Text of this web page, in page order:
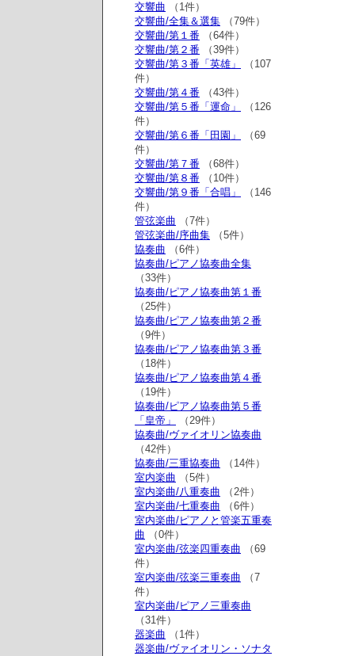
交響曲 （1件）
交響曲/全集＆選集 （79件）
交響曲/第１番 （64件）
交響曲/第２番 （39件）
交響曲/第３番「英雄」
（107
件）
交響曲/第４番 （43件）
交響曲/第５番「運命」
（126
件）
交響曲/第６番「田園」
（69
件）
交響曲/第７番 （68件）
交響曲/第８番 （10件）
交響曲/第９番「合唱」
（146
件）
管弦楽曲 （7件）
管弦楽曲/序曲集 （5件）
協奏曲 （6件）
協奏曲/ピアノ協奏曲全集
（33件）
協奏曲/ピアノ協奏曲第１番
（25件）
協奏曲/ピアノ協奏曲第２番
（9件）
協奏曲/ピアノ協奏曲第３番
（18件）
協奏曲/ピアノ協奏曲第４番
（19件）
協奏曲/ピアノ協奏曲第５番
「皇帝」
（29件）
協奏曲/ヴァイオリン協奏曲
（42件）
協奏曲/三重協奏曲 （14件）
室内楽曲 （5件）
室内楽曲/八重奏曲 （2件）
室内楽曲/七重奏曲 （6件）
室内楽曲/ピアノと管楽五重奏
曲 （0件）
室内楽曲/弦楽四重奏曲 （69
件）
室内楽曲/弦楽三重奏曲 （7
件）
室内楽曲/ピアノ三重奏曲
（31件）
器楽曲 （1件）
器楽曲/ヴァイオリン・ソナタ